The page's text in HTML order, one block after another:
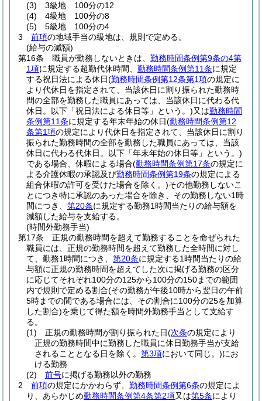
(3)
3級地 100分の12
(4)
4級地 100分の8
(5)
5級地 100分の4
3
前項の地域手当の級地は、規則で定める。
(給与の減額)
第16条
職員が勤務しないときは、 勤務時間条例第9条の4第
1項に規定する超勤代休時間、 勤務時間条例第11条に規定
する祝日法による休日(勤務時間条例第12条第1項の規定に
より代休日を指定されて、当該休日に割り振られた勤務時
間の全部を勤務した職員にあっては、当該休日に代わる代
休日。以下「祝日法による休日等」という。)又は勤務時間
条例第11条に規定する年末年始の休日(勤務時間条例第12
条第1項の規定により代休日を指定されて、当該休日に割り
振られた勤務時間の全部を勤務した職員にあっては、当該
休日に代わる代休日。以下「年末年始の休日等」という。)
である場合、休暇による場合(勤務時間条例第17条の規定に
よる介護休暇の承認及び勤務時間条例第19条の規定による
組合休暇の許可を受けた場合を除く。)その他勤務しないこ
とにつき特に承認のあった場合を除き、その勤務しない1時
間につき、 第20条に規定する勤務1時間当たりの給与額を
減額した給与を支給する。
(時間外勤務手当)
第17条
正規の勤務時間を超えて勤務することを命ぜられた
職員には、正規の勤務時間を超えて勤務した全時間に対し
て、勤務1時間につき、 第20条に規定する1時間当たりの給
与額に正規の勤務時間を超えてした次に掲げる勤務の区分
に応じてそれぞれ100分の125から100分の150までの範囲
内で規則で定める割合(その勤務が午後10時から翌日の午前
5時までの間である場合には、その割合に100分の25を加算
した割合)を乗じて得た額を時間外勤務手当として支給す
る。
(1)
正規の勤務時間が割り振られた日(次条の規定により
正規の勤務時間中に勤務した職員に休日勤務手当が支給
されることとなる日を除く。 第3項において同じ。)にお
ける勤務
(2)
前号に掲げる勤務以外の勤務
2
前項の規定にかかわらず、 勤務時間条例第6条の規定によ
り、あらかじめ勤務時間条例第4条第2項又は第5条により